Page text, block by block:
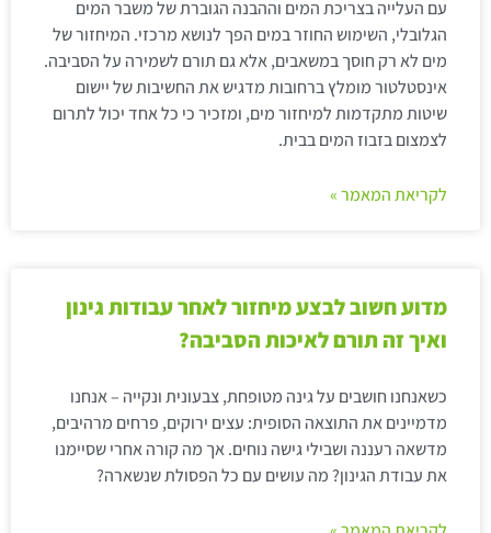
עם העלייה בצריכת המים וההבנה הגוברת של משבר המים
הגלובלי, השימוש החוזר במים הפך לנושא מרכזי. המיחזור של
מים לא רק חוסך במשאבים, אלא גם תורם לשמירה על הסביבה.
אינסטלטור מומלץ ברחובות מדגיש את החשיבות של יישום
שיטות מתקדמות למיחזור מים, ומזכיר כי כל אחד יכול לתרום
לצמצום בזבוז המים בבית.
לקריאת המאמר »
מדוע חשוב לבצע מיחזור לאחר עבודות גינון
ואיך זה תורם לאיכות הסביבה?
כשאנחנו חושבים על גינה מטופחת, צבעונית ונקייה – אנחנו
מדמיינים את התוצאה הסופית: עצים ירוקים, פרחים מרהיבים,
מדשאה רעננה ושבילי גישה נוחים. אך מה קורה אחרי שסיימנו
את עבודת הגינון? מה עושים עם כל הפסולת שנשארה?